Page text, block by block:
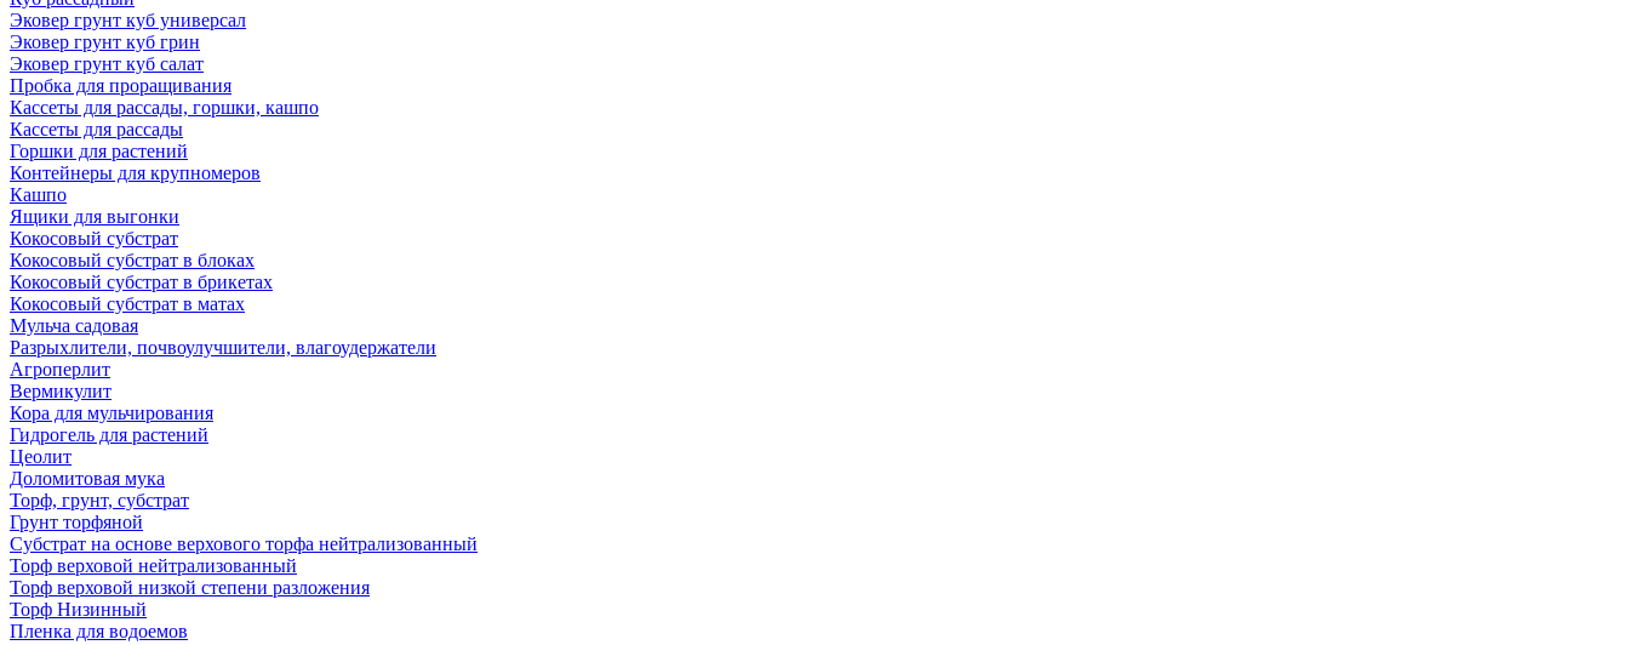
Эковер грунт куб универсал
Эковер грунт куб грин
Эковер грунт куб салат
Пробка для проращивания
Кассеты для рассады, горшки, кашпо
Кассеты для рассады
Горшки для растений
Контейнеры для крупномеров
Кашпо
Ящики для выгонки
Кокосовый субстрат
Кокосовый субстрат в блоках
Кокосовый субстрат в брикетах
Кокосовый субстрат в матах
Мульча садовая
Разрыхлители, почвоулучшители, влагоудержатели
Агроперлит
Вермикулит
Кора для мульчирования
Гидрогель для растений
Цеолит
Доломитовая мука
Торф, грунт, субстрат
Грунт торфяной
Субстрат на основе верхового торфа нейтрализованный
Торф верховой нейтрализованный
Торф верховой низкой степени разложения
Торф Низинный
Пленка для водоемов